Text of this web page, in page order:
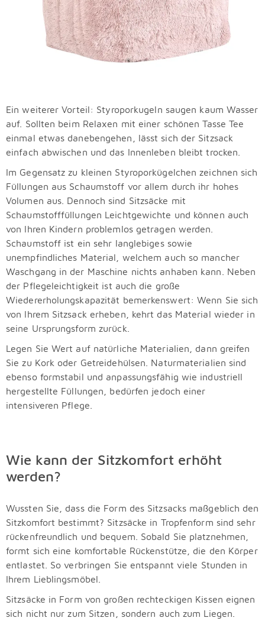
Ein weiterer Vorteil: Styroporkugeln saugen kaum Wasser
auf. Sollten beim Relaxen mit einer schönen Tasse Tee
einmal etwas danebengehen, lässt sich der Sitzsack
einfach abwischen und das Innenleben bleibt trocken.
Im Gegensatz zu kleinen Styroporkügelchen zeichnen sich
Füllungen aus Schaumstoff vor allem durch ihr hohes
Volumen aus. Dennoch sind Sitzsäcke mit
Schaumstofffüllungen Leichtgewichte und können auch
von Ihren Kindern problemlos getragen werden.
Schaumstoff ist ein sehr langlebiges sowie
unempfindliches Material, welchem auch so mancher
Waschgang in der Maschine nichts anhaben kann. Neben
der Pflegeleichtigkeit ist auch die große
Wiedererholungskapazität bemerkenswert: Wenn Sie sich
von Ihrem Sitzsack erheben, kehrt das Material wieder in
seine Ursprungsform zurück.
Legen Sie Wert auf natürliche Materialien, dann greifen
Sie zu Kork oder Getreidehülsen. Naturmaterialien sind
ebenso formstabil und anpassungsfähig wie industriell
hergestellte Füllungen, bedürfen jedoch einer
intensiveren Pflege.
Wie kann der Sitzkomfort erhöht
werden?
Wussten Sie, dass die Form des Sitzsacks maßgeblich den
Sitzkomfort bestimmt? Sitzsäcke in Tropfenform sind sehr
rückenfreundlich und bequem. Sobald Sie platznehmen,
formt sich eine komfortable Rückenstütze, die den Körper
entlastet. So verbringen Sie entspannt viele Stunden in
Ihrem Lieblingsmöbel.
Sitzsäcke in Form von großen rechteckigen Kissen eignen
sich nicht nur zum Sitzen, sondern auch zum Liegen.